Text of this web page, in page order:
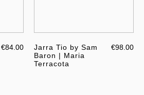
€84.00
Jarra Tio by Sam
Baron | Maria
Terracota
€98.00